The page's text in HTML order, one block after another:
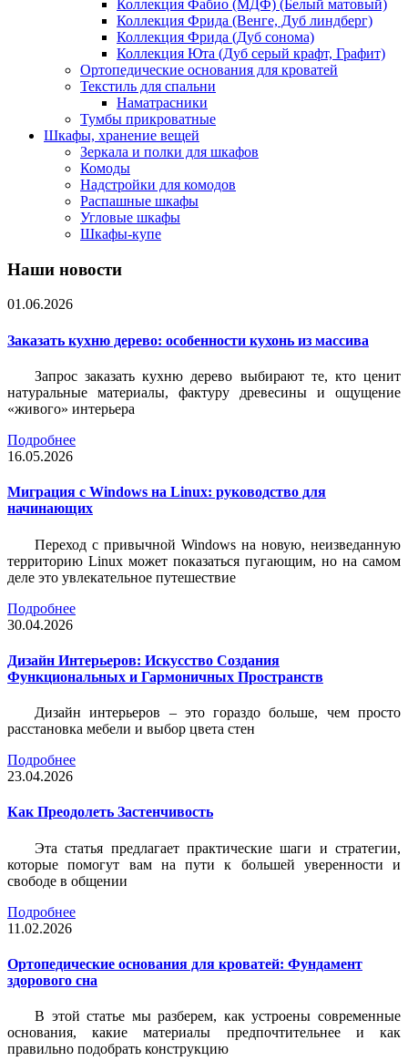
Коллекция Фабио (МДФ) (Белый матовый)
Коллекция Фрида (Венге, Дуб линдберг)
Коллекция Фрида (Дуб сонома)
Коллекция Юта (Дуб серый крафт, Графит)
Ортопедические основания для кроватей
Текстиль для спальни
Наматрасники
Тумбы прикроватные
Шкафы, хранение вещей
Зеркала и полки для шкафов
Комоды
Надстройки для комодов
Распашные шкафы
Угловые шкафы
Шкафы-купе
Наши новости
01.06.2026
Заказать кухню дерево: особенности кухонь из массива
Запрос заказать кухню дерево выбирают те, кто ценит
натуральные материалы, фактуру древесины и ощущение
«живого» интерьера
Подробнее
16.05.2026
Миграция с Windows на Linux: руководство для
начинающих
Переход с привычной Windows на новую, неизведанную
территорию Linux может показаться пугающим, но на самом
деле это увлекательное путешествие
Подробнее
30.04.2026
Дизайн Интерьеров: Искусство Создания
Функциональных и Гармоничных Пространств
Дизайн интерьеров – это гораздо больше, чем просто
расстановка мебели и выбор цвета стен
Подробнее
23.04.2026
Как Преодолеть Застенчивость
Эта статья предлагает практические шаги и стратегии,
которые помогут вам на пути к большей уверенности и
свободе в общении
Подробнее
11.02.2026
Ортопедические основания для кроватей: Фундамент
здорового сна
В этой статье мы разберем, как устроены современные
основания, какие материалы предпочтительнее и как
правильно подобрать конструкцию